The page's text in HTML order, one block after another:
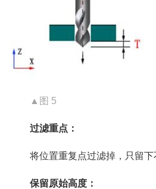
▲图 5
过滤重点：
将位置重复点过滤掉，只留下
保留原始高度：